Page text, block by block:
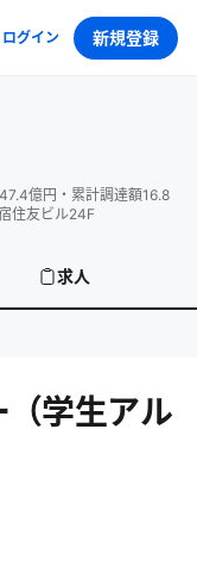
ログイン 新規登録
47.4億円 ・ 累計調達額16.8
住友ビル24F
求人
学生アル